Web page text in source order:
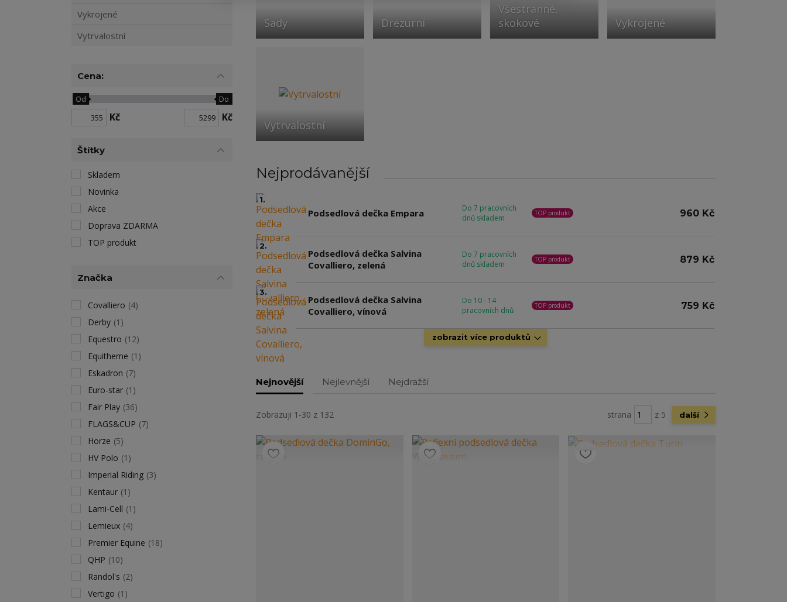
Sady Drezurní
Všestranné,
skokové
Vykrojené
Vytrvalostní
Nejprodávanější
1.
Podsedlová dečka Empara
Do 7 pracovních
dnů skladem
TOP produkt 960 Kč
2.
Podsedlová dečka Salvina
Covalliero, zelená
Do 7 pracovních
dnů skladem
TOP produkt 879 Kč
3.
Podsedlová dečka Salvina
Covalliero, vínová
Do 10 - 14
pracovních dnů
TOP produkt 759 Kč
zobrazit více produktů
Nejnovější Nejlevnější Nejdražší
Zobrazuji 1-30 z 132 strana z 5 další
Vykrojené
Vytrvalostní
Cena:
Kč
Od Do
Kč
Štítky
Skladem
Novinka
Akce
Doprava ZDARMA
TOP produkt
Značka
Covalliero (4)
Derby (1)
Equestro (12)
Equitheme (1)
Eskadron (7)
Euro-star (1)
Fair Play (36)
FLAGS&CUP (7)
Horze (5)
HV Polo (1)
Imperial Riding (3)
Kentaur (1)
Lami-Cell (1)
Lemieux (4)
Premier Equine (18)
QHP (10)
Randol's (2)
Vertigo (1)